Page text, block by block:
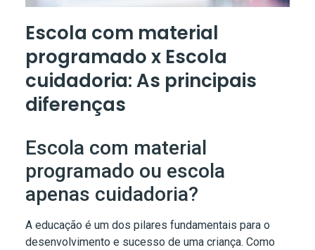
Escola com material
programado x Escola
cuidadoria: As principais
diferenças
Escola com material
programado ou escola
apenas cuidadoria?
A educação é um dos pilares fundamentais para o
desenvolvimento e sucesso de uma criança. Como